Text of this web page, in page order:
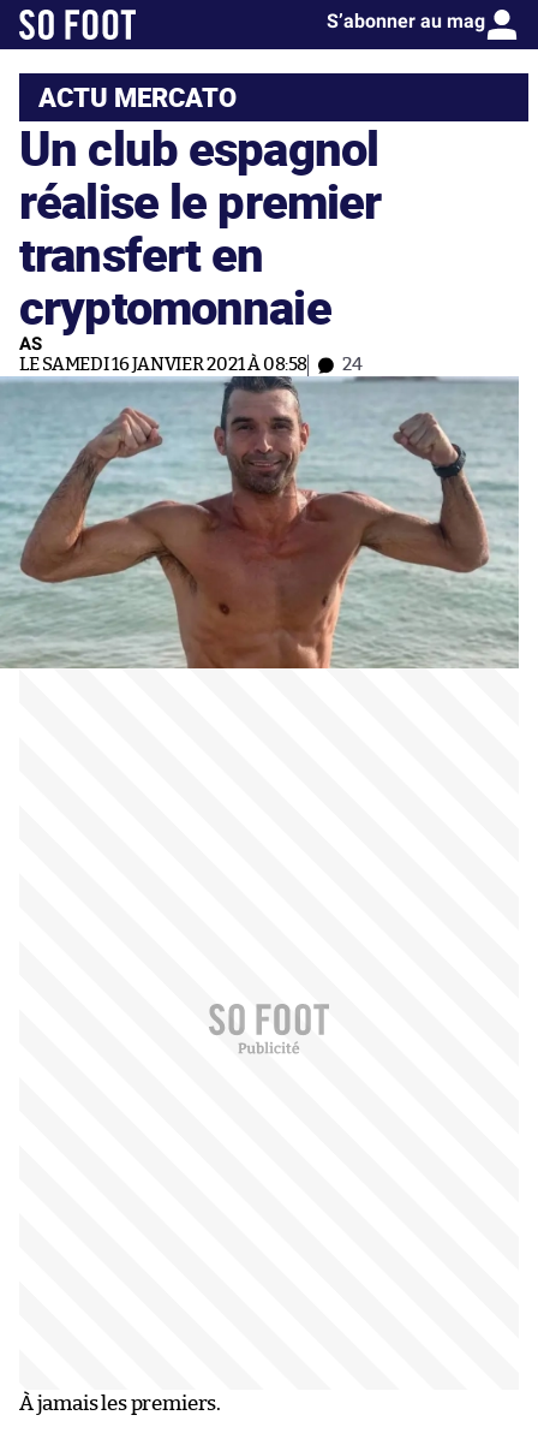
S’abonner au mag
ACTU MERCATO
Un club espagnol
réalise le premier
transfert en
cryptomonnaie
AS
LE SAMEDI 16 JANVIER 2021 À 08:58 24
À jamais les premiers.